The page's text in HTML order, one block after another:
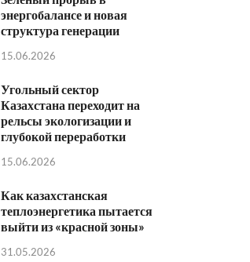
энергобалансе и новая
структура генерации
15.06.2026
Угольный сектор
Казахстана переходит на
рельсы экологизации и
глубокой переработки
15.06.2026
Как казахстанская
теплоэнергетика пытается
выйти из «красной зоны»
31.05.2026